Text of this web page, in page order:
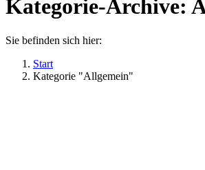
Kategorie-Archive:
Sie befinden sich hier:
Start
Kategorie "Allgemein"